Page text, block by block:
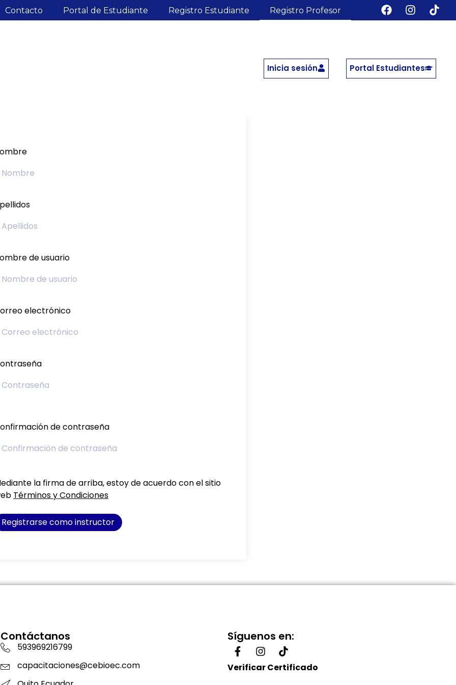
Contacto Portal de Estudiante Registro Estudiante Registro Profesor
Inicia sesión Portal Estudiantes
de usuario
electrónico
de contraseña
la firma de arriba, estoy de acuerdo con el sitio
Términos y Condiciones
Registrarse como instructor
Contáctanos
593969216799
capacitaciones@cebioec.com
Síguenos en:
Verificar Certificado